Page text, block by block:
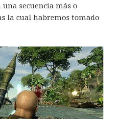
secuencia más o
la cual habremos tomado